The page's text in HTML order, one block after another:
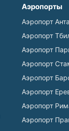
Аэропорты
Аэропорт
Аэропорт
Аэропорт
Аэропорт
Аэропорт
Аэропорт
Аэропорт
Аэропорт